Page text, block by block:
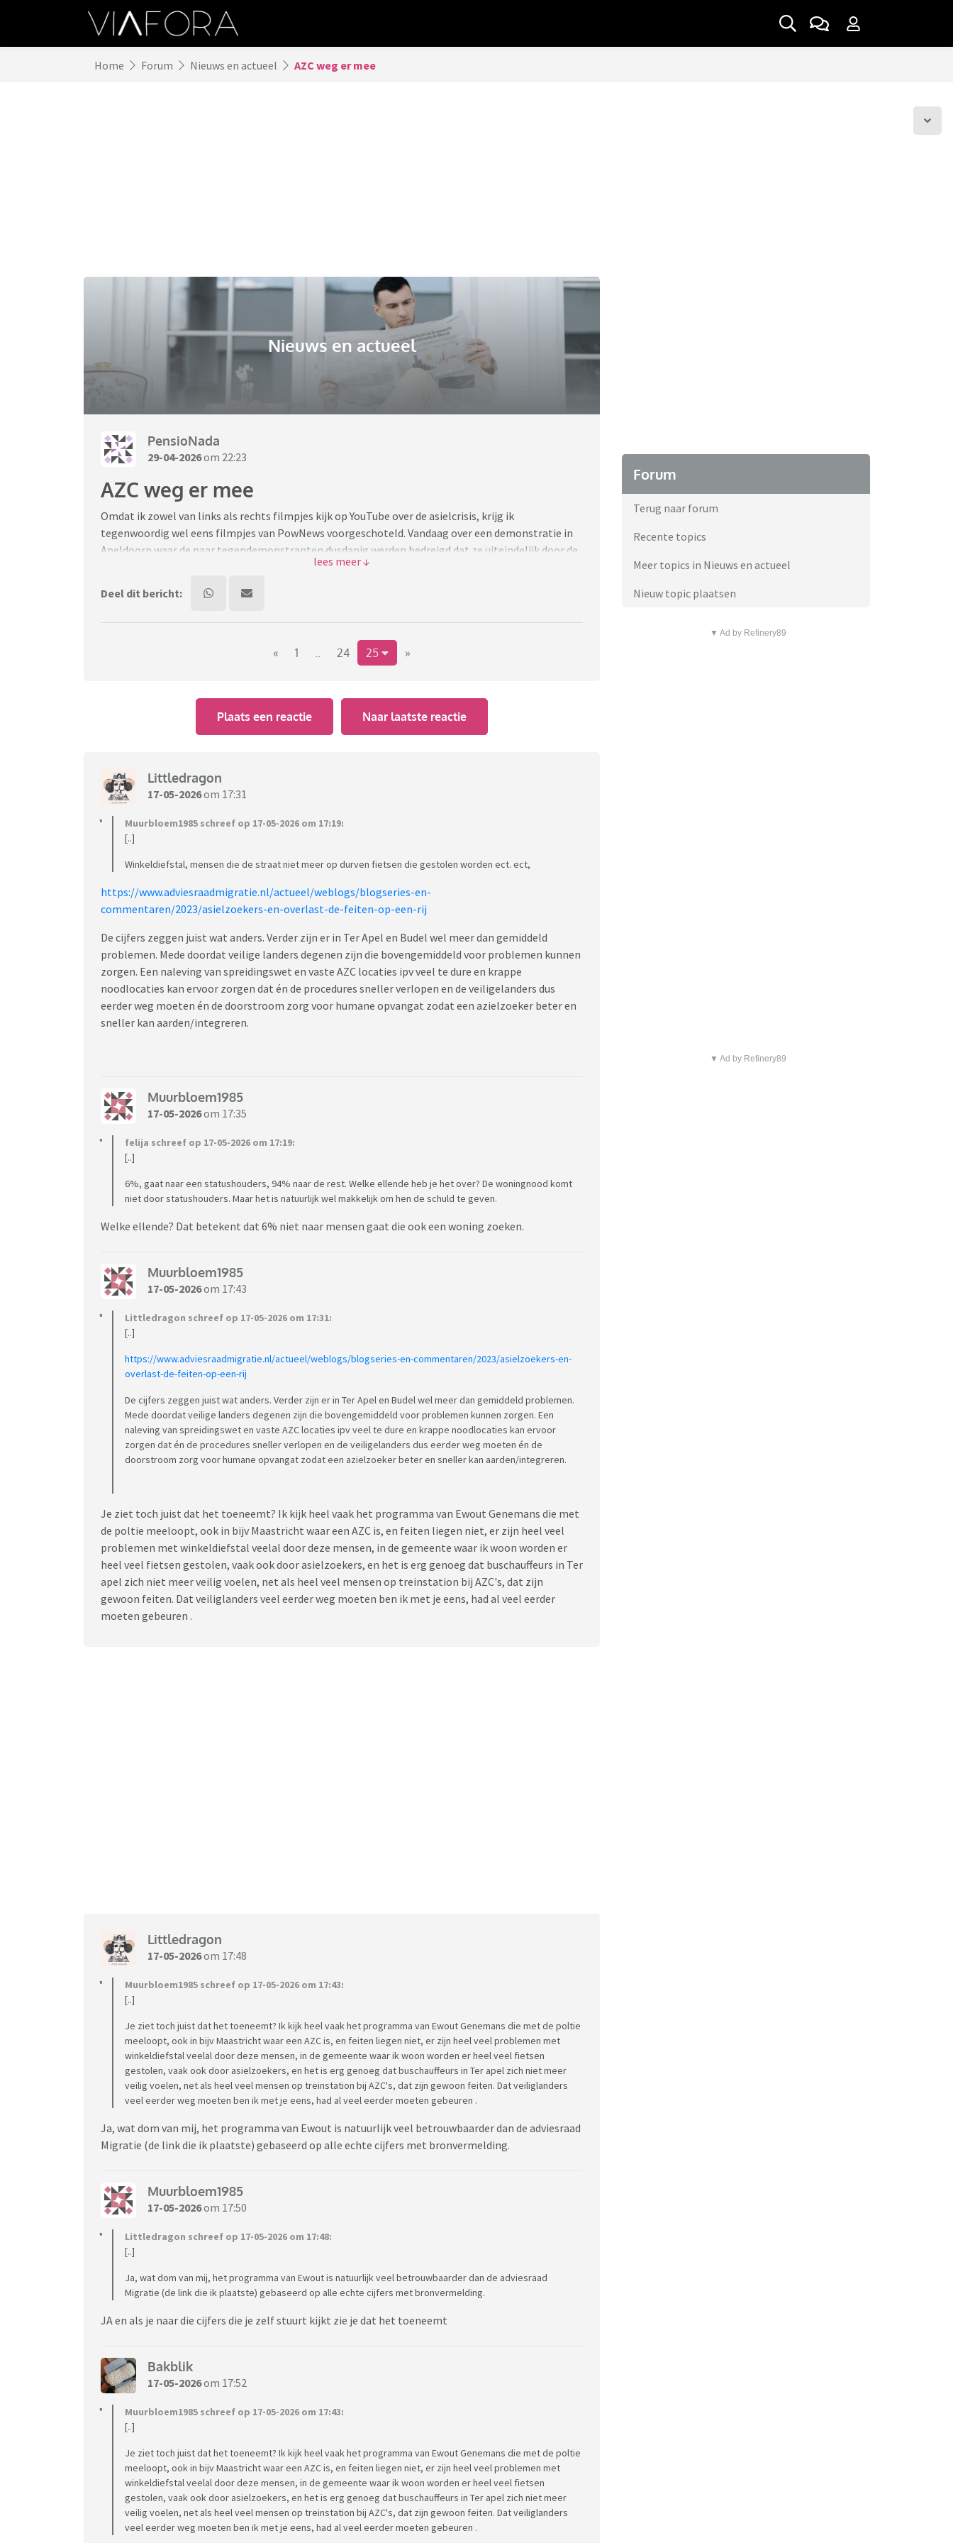
Home Forum Nieuws en actueel AZC weg er mee
Nieuws en actueel
PensioNada
29-04-2026om 22:23
AZC weg er mee
Omdat ik zowel van links als rechts filmpjes kijk op YouTube over de asielcrisis, krijg ik
tegenwoordig wel eens filmpjes van PowNews voorgeschoteld. Vandaag over een demonstratie in
Apeldoorn waar de paar tegendemonstranten dusdanig werden bedreigd dat ze uiteindelijk door de
politie in veiligheid moesten worden gebracht. Een aantal demonstranten tegen AZC's waren
moordenaar en verkrachter is. Hoe kan de overheid dit beter regelen. Alle asielzoekers het land uit
Deel dit bericht:
« 1 .. 24 25 »
Plaats een reactie Naar laatste reactie
Littledragon
17-05-2026om 17:31
Muurbloem1985 schreef op 17-05-2026 om 17:19:
[..]
Winkeldiefstal, mensen die de straat niet meer op durven fietsen die gestolen worden ect. ect,
https://www.adviesraadmigratie.nl/actueel/weblogs/blogseries-en-
commentaren/2023/asielzoekers-en-overlast-de-feiten-op-een-rij
De cijfers zeggen juist wat anders. Verder zijn er in Ter Apel en Budel wel meer dan gemiddeld
problemen. Mede doordat veilige landers degenen zijn die bovengemiddeld voor problemen kunnen
zorgen. Een naleving van spreidingswet en vaste AZC locaties ipv veel te dure en krappe
noodlocaties kan ervoor zorgen dat én de procedures sneller verlopen en de veiligelanders dus
eerder weg moeten én de doorstroom zorg voor humane opvangat zodat een azielzoeker beter en
sneller kan aarden/integreren.
Muurbloem1985
17-05-2026om 17:35
felija schreef op 17-05-2026 om 17:19:
[..]
6%, gaat naar een statushouders, 94% naar de rest. Welke ellende heb je het over? De woningnood komt
niet door statushouders. Maar het is natuurlijk wel makkelijk om hen de schuld te geven.
Welke ellende? Dat betekent dat 6% niet naar mensen gaat die ook een woning zoeken.
Muurbloem1985
17-05-2026om 17:43
Littledragon schreef op 17-05-2026 om 17:31:
[..]
https://www.adviesraadmigratie.nl/actueel/weblogs/blogseries-en-commentaren/2023/asielzoekers-en-
overlast-de-feiten-op-een-rij
De cijfers zeggen juist wat anders. Verder zijn er in Ter Apel en Budel wel meer dan gemiddeld problemen.
Mede doordat veilige landers degenen zijn die bovengemiddeld voor problemen kunnen zorgen. Een
naleving van spreidingswet en vaste AZC locaties ipv veel te dure en krappe noodlocaties kan ervoor
zorgen dat én de procedures sneller verlopen en de veiligelanders dus eerder weg moeten én de
doorstroom zorg voor humane opvangat zodat een azielzoeker beter en sneller kan aarden/integreren.
Je ziet toch juist dat het toeneemt? Ik kijk heel vaak het programma van Ewout Genemans die met
de poltie meeloopt, ook in bijv Maastricht waar een AZC is, en feiten liegen niet, er zijn heel veel
problemen met winkeldiefstal veelal door deze mensen, in de gemeente waar ik woon worden er
heel veel fietsen gestolen, vaak ook door asielzoekers, en het is erg genoeg dat buschauffeurs in Ter
apel zich niet meer veilig voelen, net als heel veel mensen op treinstation bij AZC's, dat zijn
gewoon feiten. Dat veiliglanders veel eerder weg moeten ben ik met je eens, had al veel eerder
moeten gebeuren .
Littledragon
17-05-2026om 17:48
Muurbloem1985 schreef op 17-05-2026 om 17:43:
[..]
Je ziet toch juist dat het toeneemt? Ik kijk heel vaak het programma van Ewout Genemans die met de poltie
meeloopt, ook in bijv Maastricht waar een AZC is, en feiten liegen niet, er zijn heel veel problemen met
winkeldiefstal veelal door deze mensen, in de gemeente waar ik woon worden er heel veel fietsen
gestolen, vaak ook door asielzoekers, en het is erg genoeg dat buschauffeurs in Ter apel zich niet meer
veilig voelen, net als heel veel mensen op treinstation bij AZC's, dat zijn gewoon feiten. Dat veiliglanders
veel eerder weg moeten ben ik met je eens, had al veel eerder moeten gebeuren .
Ja, wat dom van mij, het programma van Ewout is natuurlijk veel betrouwbaarder dan de adviesraad
Migratie (de link die ik plaatste) gebaseerd op alle echte cijfers met bronvermelding.
Muurbloem1985
17-05-2026om 17:50
Littledragon schreef op 17-05-2026 om 17:48:
[..]
Ja, wat dom van mij, het programma van Ewout is natuurlijk veel betrouwbaarder dan de adviesraad
Migratie (de link die ik plaatste) gebaseerd op alle echte cijfers met bronvermelding.
JA en als je naar die cijfers die je zelf stuurt kijkt zie je dat het toeneemt
Bakblik
17-05-2026om 17:52
Muurbloem1985 schreef op 17-05-2026 om 17:43:
[..]
Je ziet toch juist dat het toeneemt? Ik kijk heel vaak het programma van Ewout Genemans die met de poltie
meeloopt, ook in bijv Maastricht waar een AZC is, en feiten liegen niet, er zijn heel veel problemen met
winkeldiefstal veelal door deze mensen, in de gemeente waar ik woon worden er heel veel fietsen
gestolen, vaak ook door asielzoekers, en het is erg genoeg dat buschauffeurs in Ter apel zich niet meer
veilig voelen, net als heel veel mensen op treinstation bij AZC's, dat zijn gewoon feiten. Dat veiliglanders
veel eerder weg moeten ben ik met je eens, had al veel eerder moeten gebeuren .
Forum
Terug naar forum
Recente topics
Meer topics in Nieuws en actueel
Nieuw topic plaatsen
▼ Ad by Refinery89
▼ Ad by Refinery89